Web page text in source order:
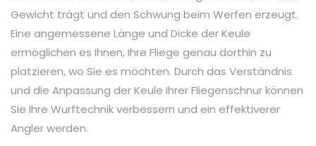
Gewicht trägt und den Schwung beim Werfen erzeugt.
Eine angemessene Länge und Dicke der Keule
ermöglichen es Ihnen, Ihre Fliege genau dorthin zu
platzieren, wo Sie es möchten. Durch das Verständnis
und die Anpassung der Keule Ihrer Fliegenschnur können
Sie Ihre Wurftechnik verbessern und ein effektiverer
Angler werden.